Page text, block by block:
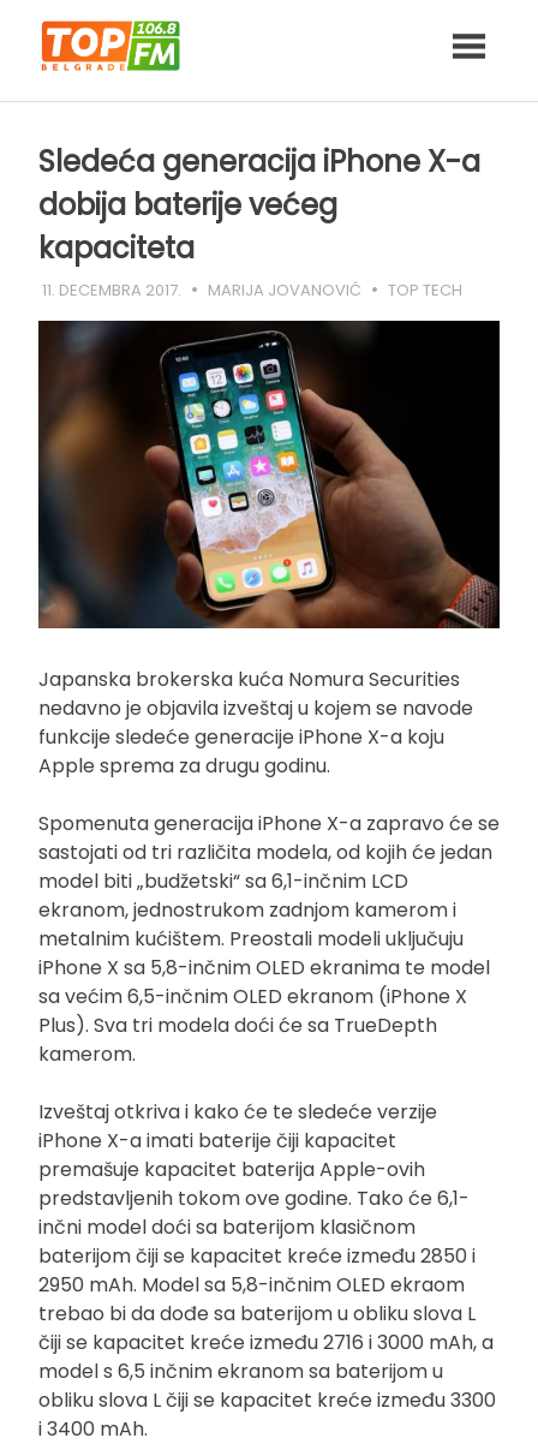
content
Sledeća generacija iPhone X-a
dobija baterije većeg
kapaciteta
11. DECEMBRA 2017. MARIJA JOVANOVIĆ TOP TECH
Japanska brokerska kuća Nomura Securities
nedavno je objavila izveštaj u kojem se navode
funkcije sledeće generacije iPhone X-a koju
Apple sprema za drugu godinu.
Spomenuta generacija iPhone X-a zapravo će se
sastojati od tri različita modela, od kojih će jedan
model biti „budžetski“ sa 6,1-inčnim LCD
ekranom, jednostrukom zadnjom kamerom i
metalnim kućištem. Preostali modeli uključuju
iPhone X sa 5,8-inčnim OLED ekranima te model
sa većim 6,5-inčnim OLED ekranom (iPhone X
Plus). Sva tri modela doći će sa TrueDepth
kamerom.
Izveštaj otkriva i kako će te sledeće verzije
iPhone X-a imati baterije čiji kapacitet
premašuje kapacitet baterija Apple-ovih
predstavljenih tokom ove godine. Tako će 6,1-
inčni model doći sa baterijom klasičnom
baterijom čiji se kapacitet kreće između 2850 i
2950 mAh. Model sa 5,8-inčnim OLED ekraom
trebao bi da dođe sa baterijom u obliku slova L
čiji se kapacitet kreće između 2716 i 3000 mAh, a
model s 6,5 inčnim ekranom sa baterijom u
obliku slova L čiji se kapacitet kreće između 3300
i 3400 mAh.